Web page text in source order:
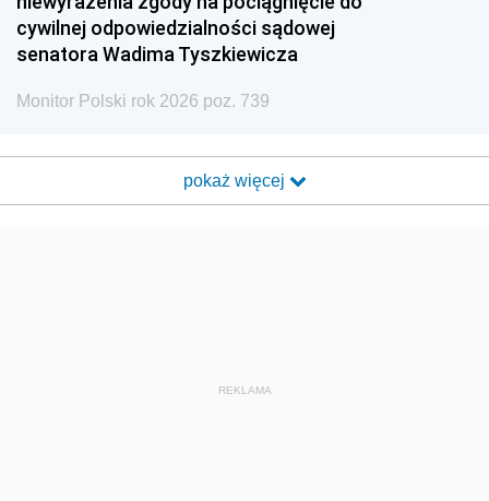
cywilnej odpowiedzialności sądowej
senatora Wadima Tyszkiewicza
Monitor Polski rok 2026 poz. 739
pokaż więcej
REKLAMA